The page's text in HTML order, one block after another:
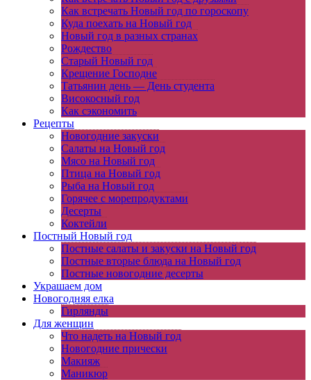
Как встречать Новый год по гороскопу
Куда поехать на Новый год
Новый год в разных странах
Рождество
Старый Новый год
Крещение Господне
Татьянин день — День студента
Високосный год
Как сэкономить
Рецепты
Новогодние закуски
Салаты на Новый год
Мясо на Новый год
Птица на Новый год
Рыба на Новый год
Горячее с морепродуктами
Десерты
Коктейли
Постный Новый год
Постные салаты и закуски на Новый год
Постные вторые блюда на Новый год
Постные новогодние десерты
Украшаем дом
Новогодняя елка
Гирлянды
Для женщин
Что надеть на Новый год
Новогодние прически
Макияж
Маникюр